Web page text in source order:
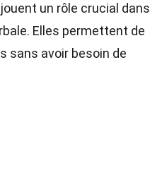
un rôle crucial dans
Elles permettent de
sans avoir besoin de